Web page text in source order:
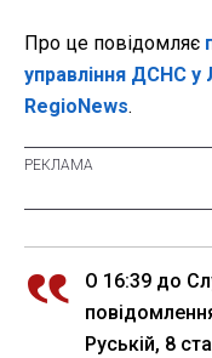
Про це повідомляє
управління ДСНС у
RegioNews.
О 16:39 до
Руській, 8